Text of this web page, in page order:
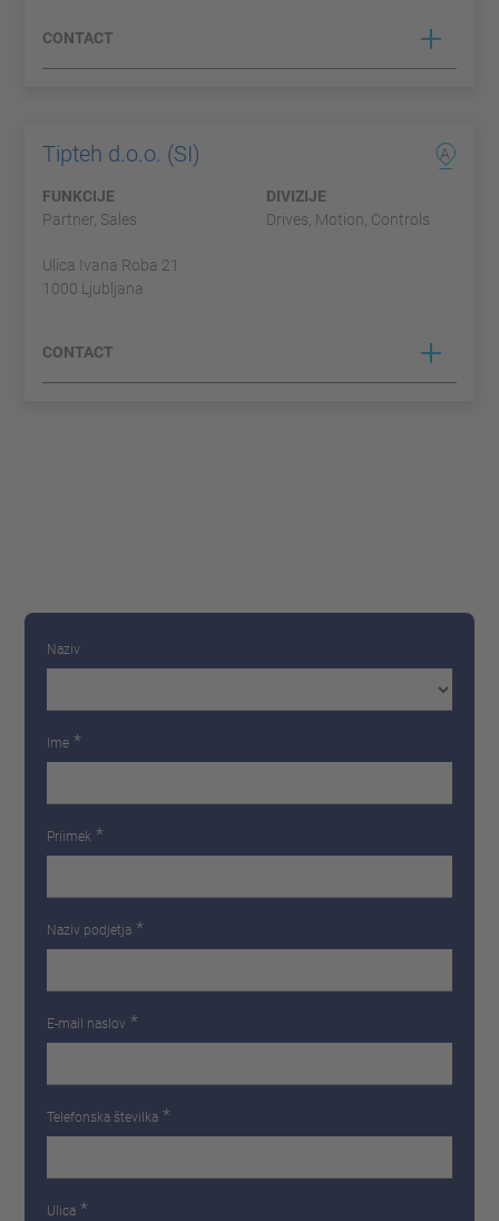
CONTACT
Tipteh d.o.o. (SI) A
FUNKCIJE
Partner, Sales
DIVIZIJE
Drives, Motion, Controls
Ulica Ivana Roba 21
1000 Ljubljana
CONTACT
Naziv
Ime *
Priimek *
Naziv podjetja *
E-mail naslov *
Telefonska številka *
Ulica *